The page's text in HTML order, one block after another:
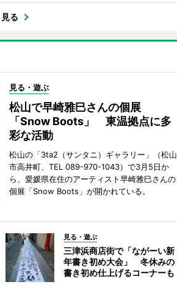
る
見る・遊ぶ
松山で早崎雅巳さんの個展
「Snow Boots」 東温拠点に多
彩な活動
松山の「3ta2（サンタニ）ギャラリー」（松山
市高井町、TEL 089-970-1043）で3月5日か
ら、愛媛県在住のアーティスト早崎雅巳さんの
個展「Snow Boots」が開かれている。
見る・遊ぶ
三津浜商店街で「ながーい新
年書き初め大会」 冬休みの
書き初め仕上げるコーナーも